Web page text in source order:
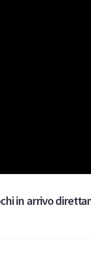
in arrivo